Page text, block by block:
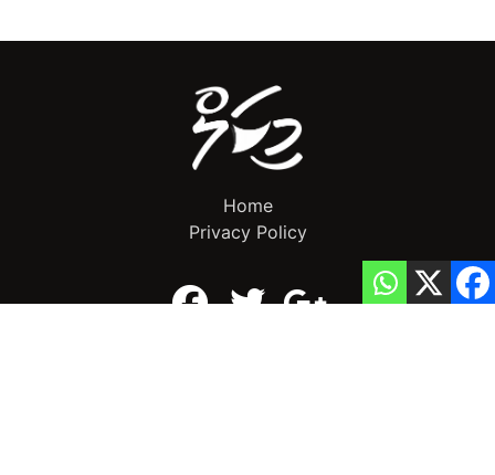
Home
Privacy Policy